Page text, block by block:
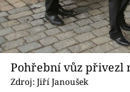
Pohřební vůz přivezl
Zdroj: Jiří Janoušek